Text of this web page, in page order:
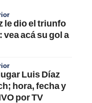
le dio el triunfo
acá su gol a
Luis Díaz
hora, fecha y
por TV